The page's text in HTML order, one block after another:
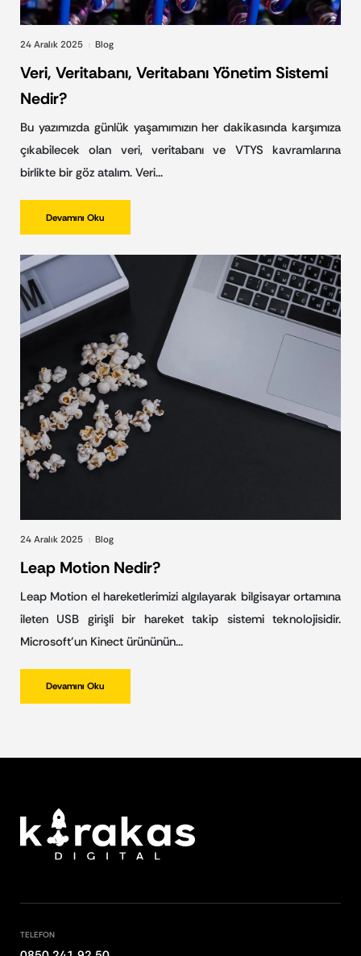
24 Aralık 2025 Blog
Veri, Veritabanı, Veritabanı Yönetim Sistemi
Nedir?
Bu yazımızda günlük yaşamımızın her dakikasında karşımıza
çıkabilecek olan veri, veritabanı ve VTYS kavramlarına
birlikte bir göz atalım. Veri…
Devamını Oku
24 Aralık 2025 Blog
Leap Motion Nedir?
Leap Motion el hareketlerimizi algılayarak bilgisayar ortamına
ileten USB girişli bir hareket takip sistemi teknolojisidir.
Microsoft’un Kinect ürününün…
Devamını Oku
TELEFON